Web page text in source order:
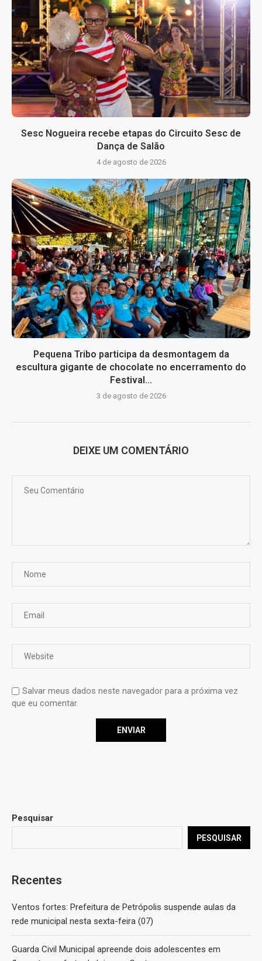
Sesc Nogueira recebe etapas do Circuito Sesc de
Dança de Salão
4 de agosto de 2026
Pequena Tribo participa da desmontagem da
escultura gigante de chocolate no encerramento do
Festival...
3 de agosto de 2026
DEIXE UM COMENTÁRIO
Salvar meus dados neste navegador para a próxima vez
que eu comentar.
Pesquisar
PESQUISAR
Recentes
Ventos fortes: Prefeitura de Petrópolis suspende aulas da
rede municipal nesta sexta-feira (07)
Guarda Civil Municipal apreende dois adolescentes em